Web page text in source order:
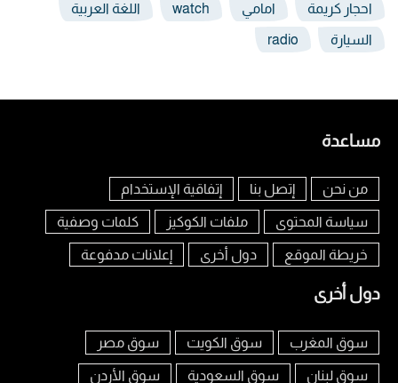
احجار كريمة امامي watch اللغة العربية
السيارة radio
مساعدة
من نحن إتصل بنا إتفاقية الإستخدام
سياسة المحتوى ملفات الكوكيز كلمات وصفية
خريطة الموقع دول أخرى إعلانات مدفوعة
دول أخرى
سوق المغرب سوق الكويت سوق مصر
سوق لبنان سوق السعودية سوق الأردن